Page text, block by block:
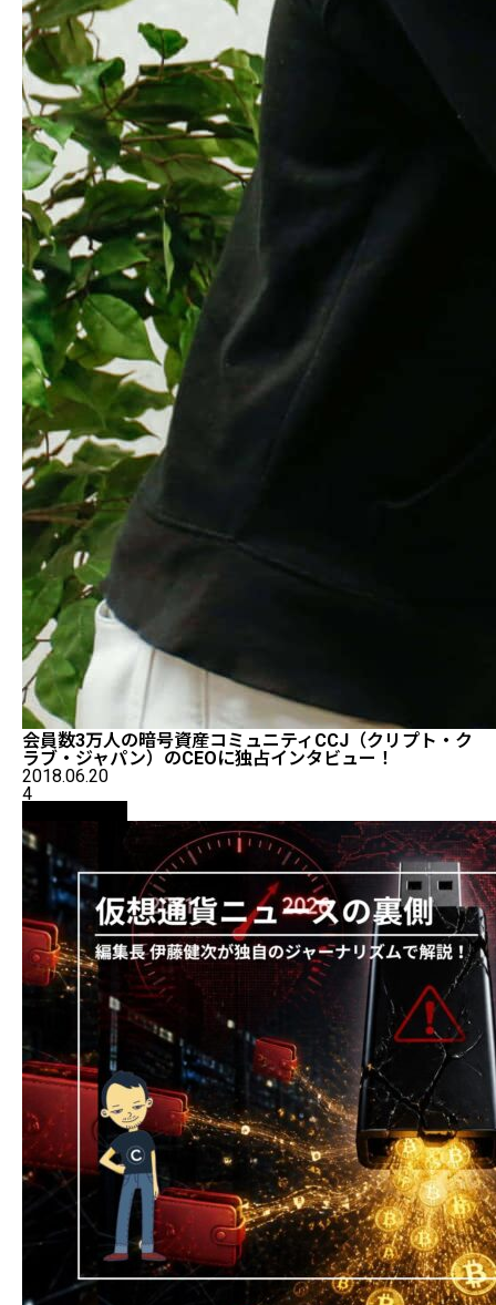
会員数3万人の暗号資産コミュニティCCJ（クリプト・ク
ラブ・ジャパン）のCEOに独占インタビュー！
2018.06.20
4